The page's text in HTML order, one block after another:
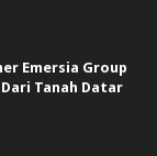
Emersia Group
Tanah Datar